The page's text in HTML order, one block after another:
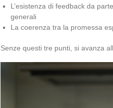
L’esistenza di feedback da
generali
La coerenza tra la promessa
Senze questi tre punti, si avanza